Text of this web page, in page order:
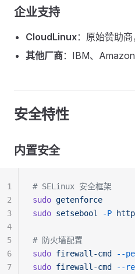
企业支持
CloudLinux：原始赞助
其他厂商：IBM、
安全特性
内置安全
# SELinux 安全框架
sudo getenforce
sudo setsebool -P
# 防火墙配置
sudo firewall-cmd --
sudo firewall-cmd --
1
2
3
4
5
6
7